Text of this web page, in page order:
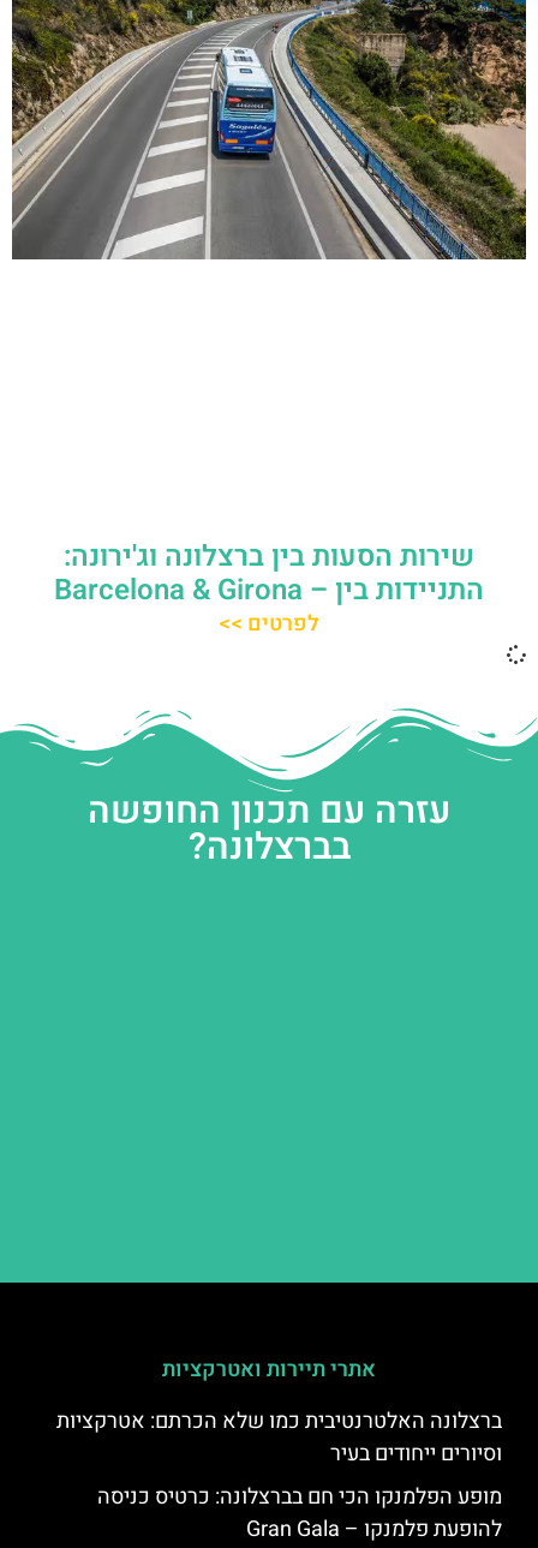
שירות הסעות בין ברצלונה וג'ירונה:
התניידות בין – Barcelona & Girona
לפרטים >>
עזרה עם תכנון החופשה
בברצלונה?
אתרי תיירות ואטרקציות
ברצלונה האלטרנטיבית כמו שלא הכרתם: אטרקציות
וסיורים ייחודים בעיר
מופע הפלמנקו הכי חם בברצלונה: כרטיס כניסה
להופעת פלמנקו – Gran Gala